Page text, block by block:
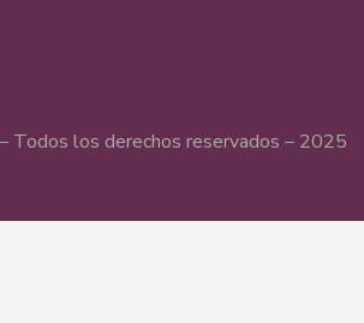
Todos los derechos reservados – 2025